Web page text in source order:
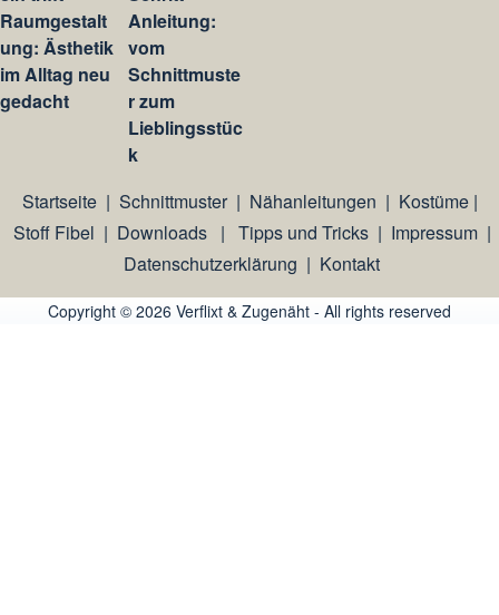
Raumgestalt
ung: Ästhetik
im Alltag neu
gedacht
Anleitung:
vom
Schnittmuste
r zum
Lieblingsstüc
k
Startseite| Schnittmuster| Nähanleitungen | Kostüme|
Stoff Fibel | Downloads | Tipps und Tricks| Impressum|
Datenschutzerklärung | Kontakt
Copyright © 2026 Verflixt & Zugenäht - All rights reserved